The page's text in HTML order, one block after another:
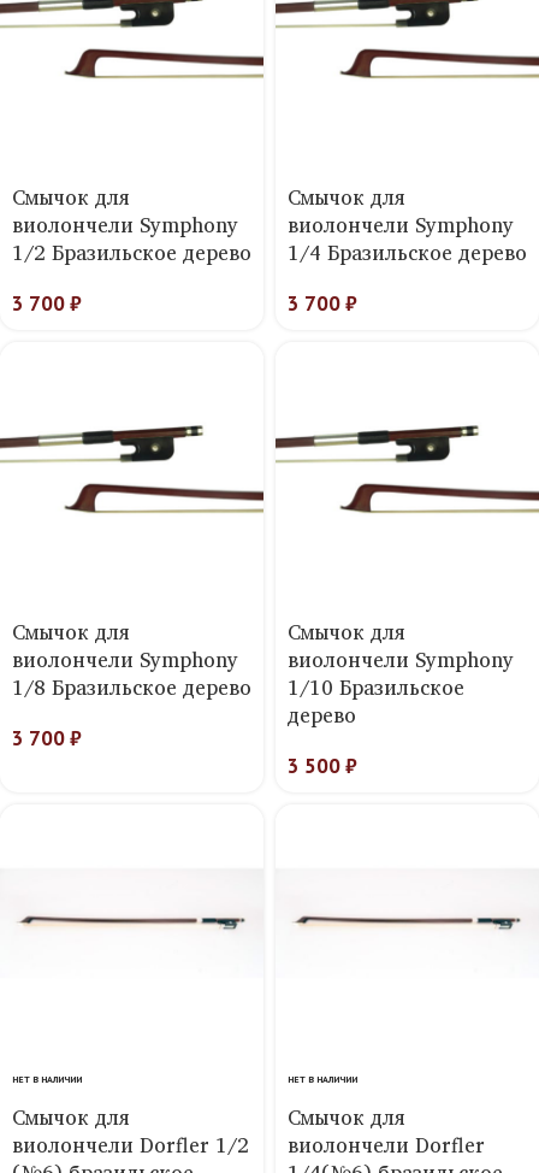
Смычок для
виолончели Symphony
1/2 Бразильское дерево
3 700₽
Смычок для
виолончели Symphony
1/4 Бразильское дерево
3 700₽
Смычок для
виолончели Symphony
1/8 Бразильское дерево
3 700₽
Смычок для
виолончели Symphony
1/10 Бразильское
дерево
3 500₽
НЕТ В НАЛИЧИИ
Смычок для
виолончели Dorfler 1/2
НЕТ В НАЛИЧИИ
Смычок для
виолончели Dorfler